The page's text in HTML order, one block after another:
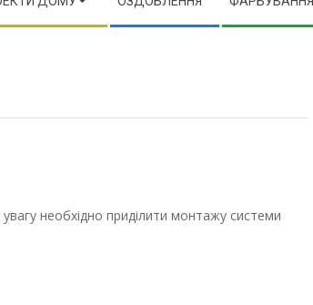
необхідно приділити монтажу системи